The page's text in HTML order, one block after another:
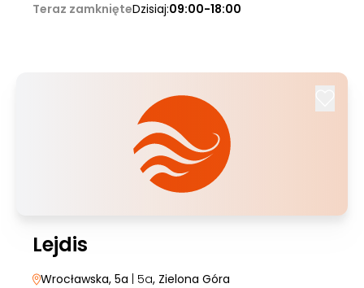
Teraz zamknięteDzisiaj:09:00-18:00
Lejdis
Wrocławska, 5a | 5a, Zielona Góra